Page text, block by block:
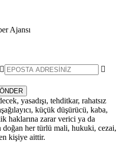
Ajansı
yasadışı, tehditkar, rahatsız
küçük düşürücü, kaba,
haklarına zarar verici ya da
her türlü mali, hukuki, cezai,
kişiye aittir.